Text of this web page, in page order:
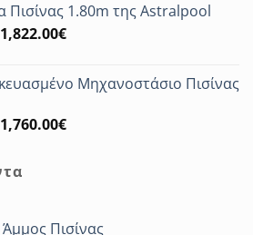
είναι:
2,161.00€.
Πισίνας 1.80m της Astralpool
Original
1,995.00€.
1,822.00€Η
είναι:
Μηχανοστάσιο Πισίνας
Original
1,760.00€Η
Πισίνας